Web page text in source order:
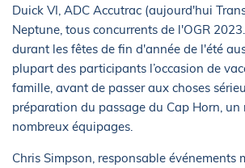
Duick VI, ADC Accutrac (aujourd'hui
Neptune, tous concurrents de l'OGR
durant les fêtes de fin d'année de l'été
plupart des participants l’occasion de
famille, avant de passer aux choses
préparation du passage du Cap Horn, un
nombreux équipages.
Chris Simpson, responsable événements